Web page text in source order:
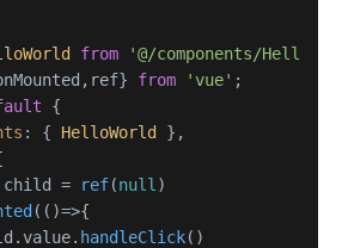
from
'@/components/
from 'vue' ;
{
: { HelloWorld
},
child = ref(null )
( ()=>{
value. handleClick()